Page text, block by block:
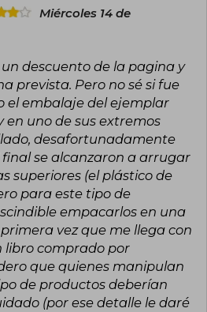
Miércoles 14 de
descuento de la pagina y
prevista. Pero no sé si fue
el embalaje del ejemplar
en uno de sus extremos
desafortunadamente
se alcanzaron a arrugar
superiores (el plástico de
para este tipo de
empacarlos en una
vez que me llega con
libro comprado por
que quienes manipulan
de productos deberían
(por ese detalle le daré